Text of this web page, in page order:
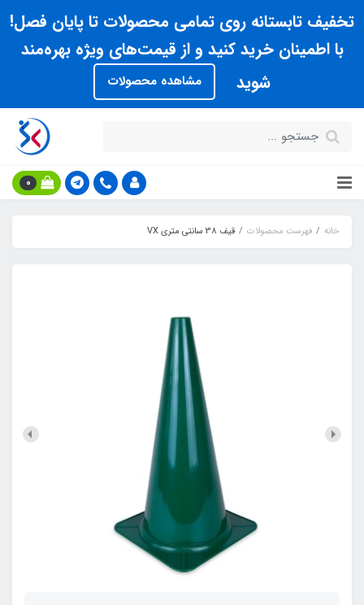
تخفیف تابستانه روی تمامی محصولات تا پایان فصل!
با اطمینان خرید کنید و از قیمت‌های ویژه بهره‌مند
شوید
مشاهده محصولات
0
خانه فهرست محصولات قيف 38 سانتي متري VX